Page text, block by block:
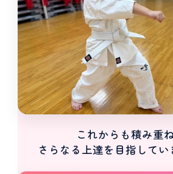
これからも積み重ね
さらなる上達を目指して